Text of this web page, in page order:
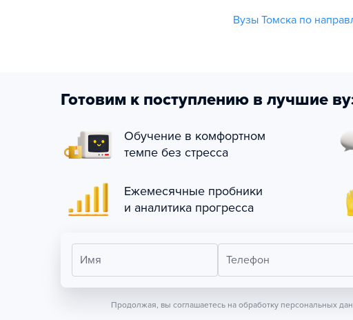
Вузы Томска по
Готовим к поступлению в лучшие
Обучение в комфортном
темпе без стресса
Ежемесячные пробники
и аналитика прогресса
Имя Телефон
Продолжая, вы соглашаетесь на обработку персональных